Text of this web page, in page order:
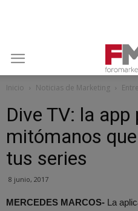
Inicio Noticias de Marketing
Dive TV: la app
mitómanos
tus series
8 junio, 2017
MERCEDES MARCOS- La